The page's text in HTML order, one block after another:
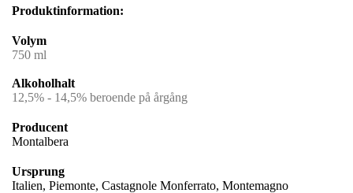
Produktinformation:
Volym
750 ml
Alkoholhalt
12,5% - 14,5% beroende på årgång
Producent
Montalbera
Ursprung
Italien, Piemonte, Castagnole Monferrato, Montemagno